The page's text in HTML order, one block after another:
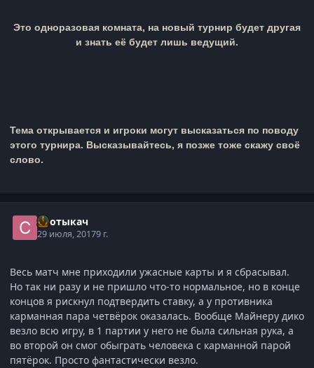
Это одноразовая комната, на новый турнир будет другая
и знать её будет лишь ведущий.
Тема открывается и игроки могут высказаться по поводу
этого турнира. Высказывайтесь, я позже тоже скажу своё
слово.
Спотыкач
29 июля, 20179 г.
Весь матч мне приходили ужасные карты и я сбрасывал.
Но так ни разу и не пришло что-то нормальное, но в конце
концов я рискнул подтвердить ставку, а у противника
карманная пара четвёрок оказалась. Вообще Майнеру дико
везло всю игру, в 1 партии у него не была сильная рука, а
во второй он смог обыграть человека с карманной парой
пятёрок. Просто фантастически везло.